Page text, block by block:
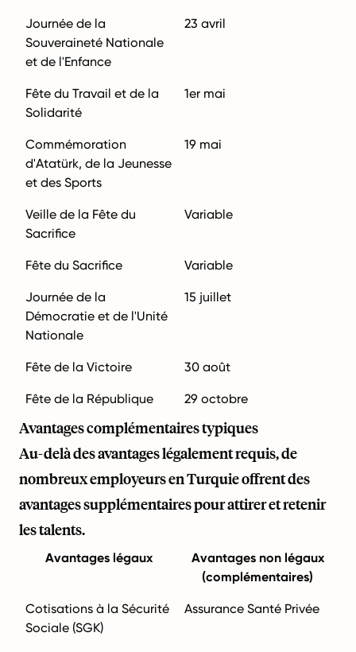
Journée de la
Souveraineté Nationale
et de l'Enfance
23 avril
Fête du Travail et de la
Solidarité
1er mai
Commémoration
d'Atatürk, de la Jeunesse
et des Sports
19 mai
Veille de la Fête du
Sacrifice
Variable
Fête du Sacrifice Variable
Journée de la
Démocratie et de l'Unité
Nationale
15 juillet
Fête de la Victoire 30 août
Fête de la République 29 octobre
Avantages complémentaires typiques
Au-delà des avantages légalement requis, de
nombreux employeurs en Turquie offrent des
avantages supplémentaires pour attirer et retenir
les talents.
Avantages légaux
Avantages non légaux
(complémentaires)
Cotisations à la Sécurité
Sociale (SGK)
Assurance Santé Privée